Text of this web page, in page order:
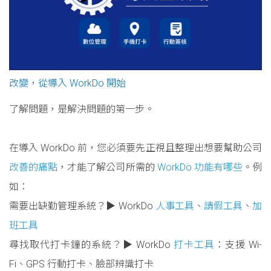
改變，從導入 WorkDo 開始
了解問題，是解決問題的第一步。
在導入 WorkDo 前，您必須要先正視且整理出想要幫助公司
改善的痛點 ，才能了解公司所需的 WorkDo 功能有哪些。例
如：
需要出缺勤管理系統？▶ WorkDo 人事工具 、 請假工具 、加
班工具
尋找取代打卡鐘的系統？▶ WorkDo 打卡工具 ：支援 Wi-
Fi、GPS 行動打卡、臉部辨識打卡